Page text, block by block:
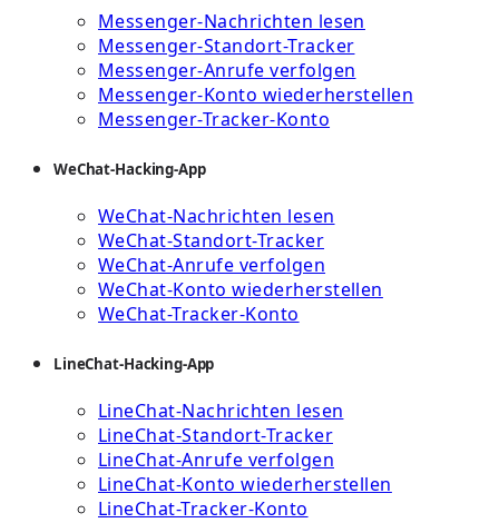
Messenger-Nachrichten lesen
Messenger-Standort-Tracker
Messenger-Anrufe verfolgen
Messenger-Konto wiederherstellen
Messenger-Tracker-Konto
WeChat-Hacking-App
WeChat-Nachrichten lesen
WeChat-Standort-Tracker
WeChat-Anrufe verfolgen
WeChat-Konto wiederherstellen
WeChat-Tracker-Konto
LineChat-Hacking-App
LineChat-Nachrichten lesen
LineChat-Standort-Tracker
LineChat-Anrufe verfolgen
LineChat-Konto wiederherstellen
LineChat-Tracker-Konto